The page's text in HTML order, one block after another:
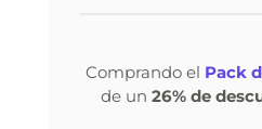
Comprando el Pack
de un26% de